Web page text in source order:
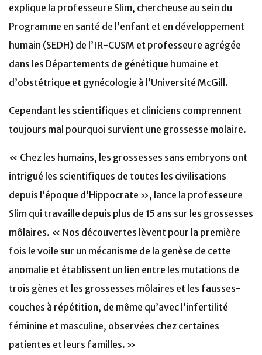
explique la professeure Slim, chercheuse au sein du
Programme en santé de l’enfant et en développement
humain (SEDH) de l’IR-CUSM et professeure agrégée
dans les Départements de génétique humaine et
d’obstétrique et gynécologie à l’Université McGill.
Cependant les scientifiques et cliniciens comprennent
toujours mal pourquoi survient une grossesse molaire.
« Chez les humains, les grossesses sans embryons ont
intrigué les scientifiques de toutes les civilisations
depuis l’époque d’Hippocrate », lance la professeure
Slim qui travaille depuis plus de 15 ans sur les grossesses
môlaires. « Nos découvertes lèvent pour la première
fois le voile sur un mécanisme de la genèse de cette
anomalie et établissent un lien entre les mutations de
trois gènes et les grossesses môlaires et les fausses-
couches à répétition, de même qu’avec l’infertilité
féminine et masculine, observées chez certaines
patientes et leurs familles. »